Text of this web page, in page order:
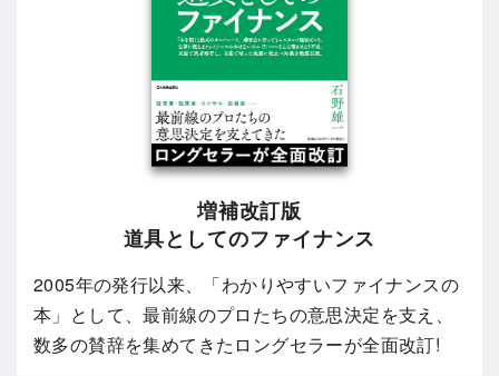
増補改訂版
道具としてのファイナンス
2005年の発行以来、「わかりやすいファイナンスの
本」として、最前線のプロたちの意思決定を支え、
数多の賛辞を集めてきたロングセラーが全面改訂!